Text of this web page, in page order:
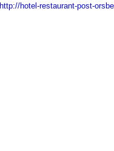
http://hotel-restaurant-post-